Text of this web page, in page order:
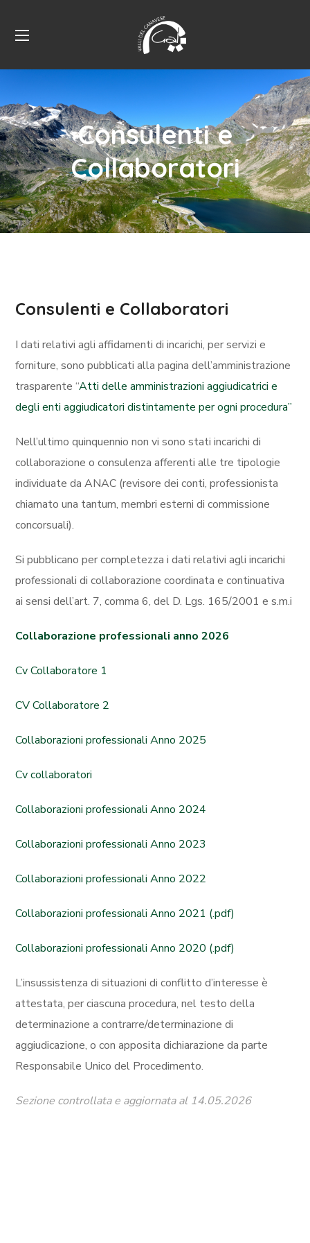
Consulenti e
Collaboratori
Consulenti e Collaboratori
I dati relativi agli affidamenti di incarichi, per servizi e
forniture, sono pubblicati alla pagina dell’amministrazione
trasparente “Atti delle amministrazioni aggiudicatrici e
degli enti aggiudicatori distintamente per ogni procedura”
Nell’ultimo quinquennio non vi sono stati incarichi di
collaborazione o consulenza afferenti alle tre tipologie
individuate da ANAC (revisore dei conti, professionista
chiamato una tantum, membri esterni di commissione
concorsuali).
Si pubblicano per completezza i dati relativi agli incarichi
professionali di collaborazione coordinata e continuativa
ai sensi dell’art. 7, comma 6, del D. Lgs. 165/2001 e s.m.i
Collaborazione professionali anno 2026
Cv Collaboratore 1
CV Collaboratore 2
Collaborazioni professionali Anno 2025
Cv collaboratori
Collaborazioni professionali Anno 2024
Collaborazioni professionali Anno 2023
Collaborazioni professionali Anno 2022
Collaborazioni professionali Anno 2021 (.pdf)
Collaborazioni professionali Anno 2020 (.pdf)
L’insussistenza di situazioni di conflitto d’interesse è
attestata, per ciascuna procedura, nel testo della
determinazione a contrarre/determinazione di
aggiudicazione, o con apposita dichiarazione da parte
Responsabile Unico del Procedimento.
Sezione controllata e aggiornata al 14.05.2026